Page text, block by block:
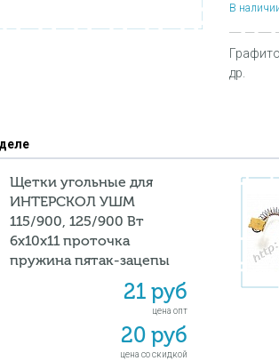
В
др.
Щетки угольные для
ИНТЕРСКОЛ УШМ
115/900, 125/900 Вт
6х10х11 проточка
пружина пятак-зацепы
21 руб
цена опт
20 руб
цена со скидкой